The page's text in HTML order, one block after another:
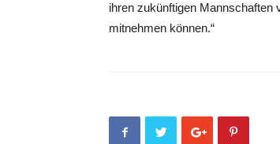
ihren zukünftigen Mannschaften
mitnehmen können.“